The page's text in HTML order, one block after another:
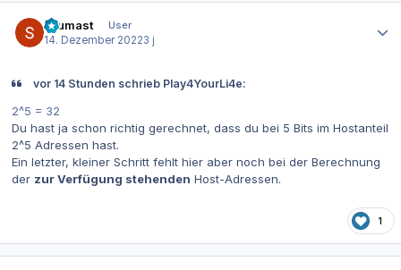
Leumast
User
14. Dezember 20223 j
vor 14 Stunden schrieb Play4YourLi4e:
2^5 = 32
Du hast ja schon richtig gerechnet, dass du bei 5 Bits im Hostanteil
2^5 Adressen hast.
Ein letzter, kleiner Schritt fehlt hier aber noch bei der Berechnung
der zur Verfügung stehenden Host-Adressen.
1